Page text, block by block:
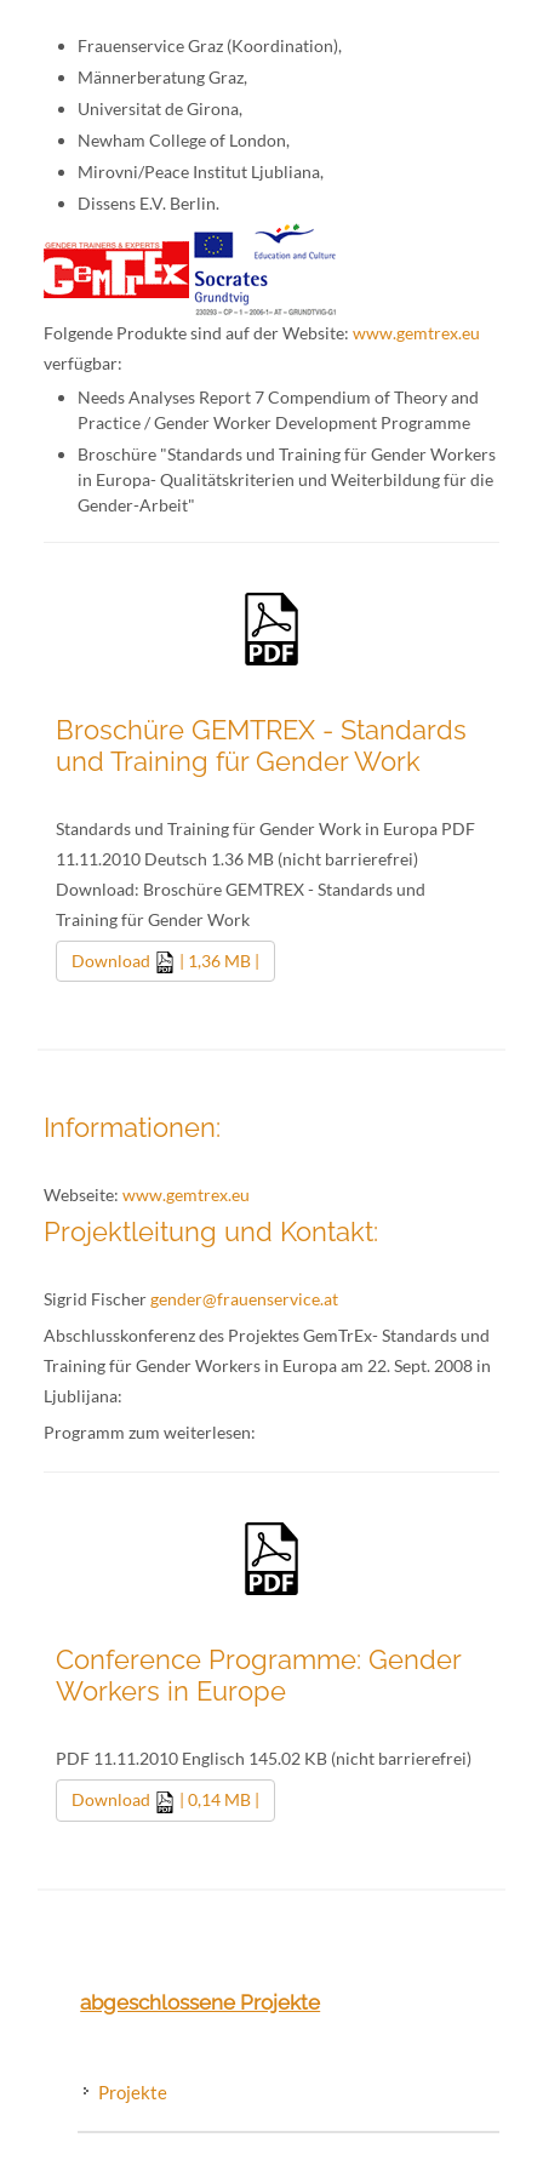
Frauenservice Graz (Koordination),
Männerberatung Graz,
Universitat de Girona,
Newham College of London,
Mirovni/Peace Institut Ljubliana,
Dissens E.V. Berlin.
Folgende Produkte sind auf der Website:www.gemtrex.eu
verfügbar:
Needs Analyses Report 7 Compendium of Theory and
Practice / Gender Worker Development Programme
Broschüre "Standards und Training für Gender Workers
in Europa- Qualitätskriterien und Weiterbildung für die
Gender-Arbeit"
Broschüre GEMTREX - Standards
und Training für Gender Work
Standards und Training für Gender Work in Europa PDF
11.11.2010 Deutsch 1.36 MB (nicht barrierefrei)
Download: Broschüre GEMTREX - Standards und
Training für Gender Work
Download
| 1,36 MB |
Informationen:
Webseite:www.gemtrex.eu
Projektleitung und Kontakt:
Sigrid Fischergender@frauenservice.at
Abschlusskonferenz des Projektes GemTrEx- Standards und
Training für Gender Workers in Europa am 22. Sept. 2008 in
Ljublijana:
Programm zum weiterlesen:
Conference Programme: Gender
Workers in Europe
PDF 11.11.2010 Englisch 145.02 KB (nicht barrierefrei)
Download
| 0,14 MB |
abgeschlossene Projekte
Projekte